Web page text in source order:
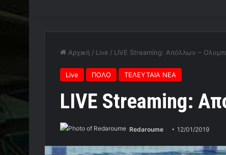
Αρχική / Live / LIVE Streaming: Απόλλων –
Live ΠΟΛΟ ΤΕΛΕΥΤΑΙΑ ΝΕΑ
LIVE Streaming:
Redaroume 12/01/2019